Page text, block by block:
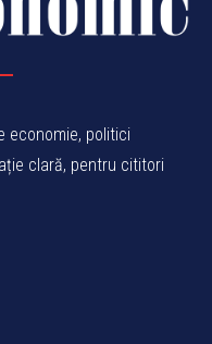
economie, politici
clară, pentru cititori